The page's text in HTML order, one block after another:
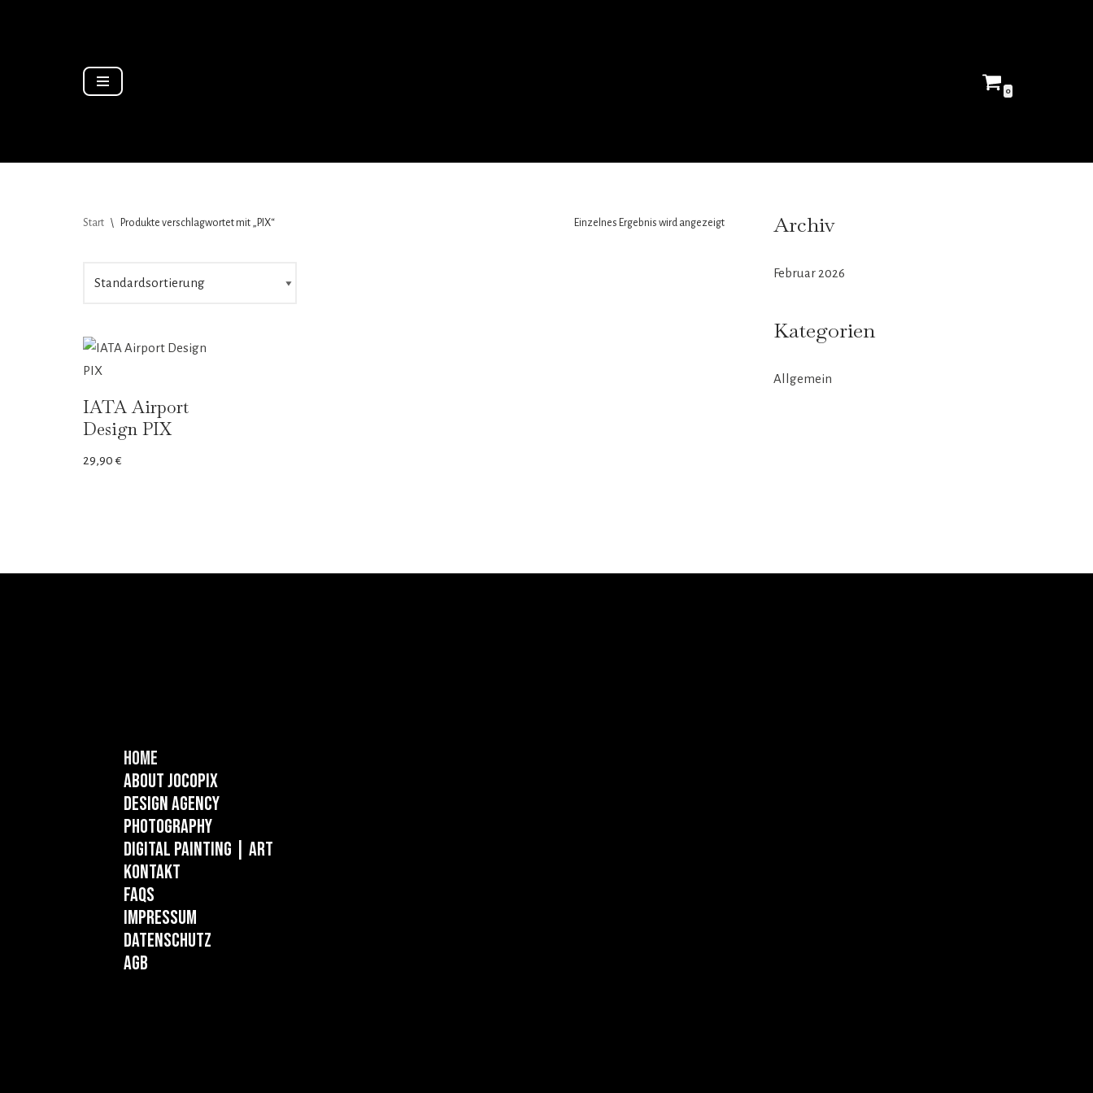
0
Start \ Produkte verschlagwortet mit „PIX“ Einzelnes Ergebnis wird angezeigt
IATA Airport
Design PIX
29,90€
Archiv
Februar 2026
Kategorien
Allgemein
Home
About Jocopix
Design Agency
Photography
Digital Painting | ART
Kontakt
FAQs
Impressum
Datenschutz
AGB